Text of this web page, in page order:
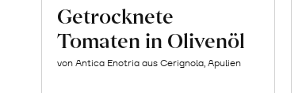
Getrocknete
Tomaten in Olivenöl
von Antica Enotria aus Cerignola, Apulien